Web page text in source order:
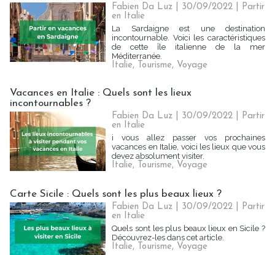
Fabien Da Luz | 30/09/2022
Partir
en Italie
La Sardaigne est une destination
incontournable. Voici les caractéristiques
de cette île italienne de la mer
Méditerranée.
Italie, Tourisme, Voyage
Vacances en Italie : Quels sont les lieux
incontournables ?
Fabien Da Luz | 30/09/2022
Partir
en Italie
i vous allez passer vos prochaines
vacances en Italie, voici les lieux que vous
devez absolument visiter.
Italie, Tourisme, Voyage
Carte Sicile : Quels sont les plus beaux lieux ?
Fabien Da Luz | 30/09/2022
Partir
en Italie
Quels sont les plus beaux lieux en Sicile ?
Découvrez-les dans cet article.
Italie, Tourisme, Voyage